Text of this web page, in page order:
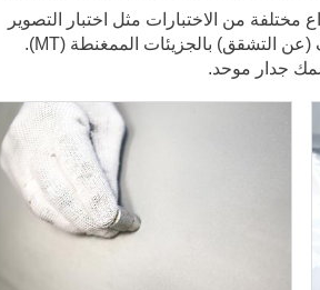
من الاختبارات مثل اختبار التصوير
الإشعاعي (RT)، اختبار الموجات الفوق صوتية (UT) اختبار الصلابة (PT) واختبار الكشف (عن التشقق) بالجزيئات الممغنطة (MT).
جدار موحد.